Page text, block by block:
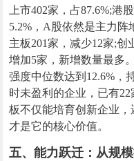
上市402家，占87.6%;港
5.2%，A股依然是主力阵
主板201家，减少12家;创
增加5家，新增数量最多
强度中位数达到12.6%，
时未盈利的企业，已有
板不仅能培育创新企业
才是它的核心价值。
五、能力跃迁：从规